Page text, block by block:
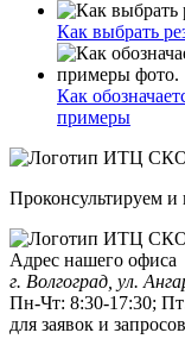
Как выбрать
Как
примеры
Проконсультируем и
Адрес нашего офиса
г. Волгоград, ул.
Пн-Чт: 8:30-17:30;
для заявок и запросов